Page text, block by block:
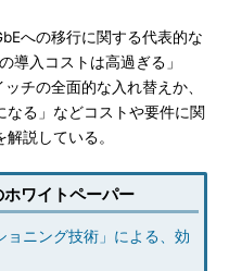
への移行に関する代表的な
導入コストは高過ぎる」
チの全面的な入れ替えか、
なる」などコストや要件に関
説している。
ホワイトペーパー
ョニング技術」による、効